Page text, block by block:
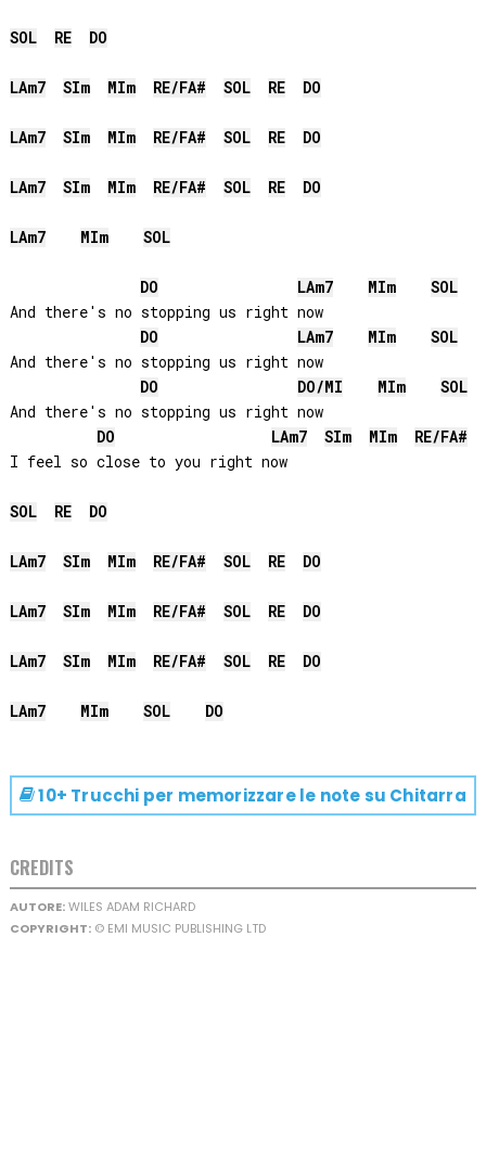
SOL RE DO
LAm7 SIm MIm RE/FA# SOL RE DO
LAm7 SIm MIm RE/FA# SOL RE DO
LAm7 SIm MIm RE/FA# SOL RE DO
LAm7 MIm SOL
DO LAm7 MIm
SOL
And there's no stopping us right now
DO
LAm7 MIm
SOL
And there's no stopping us right now
DO
DO/MI MIm
SOL
And there's no stopping us right now
DO
LAm7 SIm MIm RE/FA#
I feel so close to you right now
SOL RE DO
LAm7 SIm MIm RE/FA# SOL RE DO
LAm7 SIm MIm RE/FA# SOL RE DO
LAm7 SIm MIm RE/FA# SOL RE DO
LAm7 MIm SOL DO
10+ Trucchi per memorizzare le note su Chitarra
CREDITS
AUTORE:WILES ADAM RICHARD
COPYRIGHT:© EMI MUSIC PUBLISHING LTD